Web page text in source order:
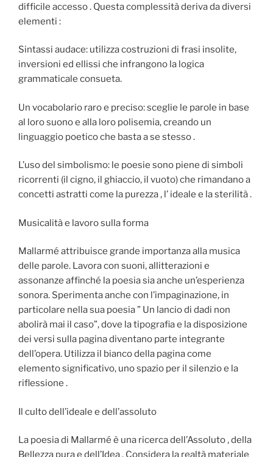
difficile accesso . Questa complessità deriva da diversi
elementi :
Sintassi audace: utilizza costruzioni di frasi insolite,
inversioni ed ellissi che infrangono la logica
grammaticale consueta.
Un vocabolario raro e preciso: sceglie le parole in base
al loro suono e alla loro polisemia, creando un
linguaggio poetico che basta a se stesso .
L’uso del simbolismo: le poesie sono piene di simboli
ricorrenti (il cigno, il ghiaccio, il vuoto) che rimandano a
concetti astratti come la purezza , l’ ideale e la sterilità .
Musicalità e lavoro sulla forma
Mallarmé attribuisce grande importanza alla musica
delle parole. Lavora con suoni, allitterazioni e
assonanze affinché la poesia sia anche un’esperienza
sonora. Sperimenta anche con l’impaginazione, in
particolare nella sua poesia ” Un lancio di dadi non
abolirà mai il caso”, dove la tipografia e la disposizione
dei versi sulla pagina diventano parte integrante
dell’opera. Utilizza il bianco della pagina come
elemento significativo, uno spazio per il silenzio e la
riflessione .
Il culto dell’ideale e dell’assoluto
La poesia di Mallarmé è una ricerca dell’Assoluto , della
Bellezza pura e dell’Idea . Considera la realtà materiale